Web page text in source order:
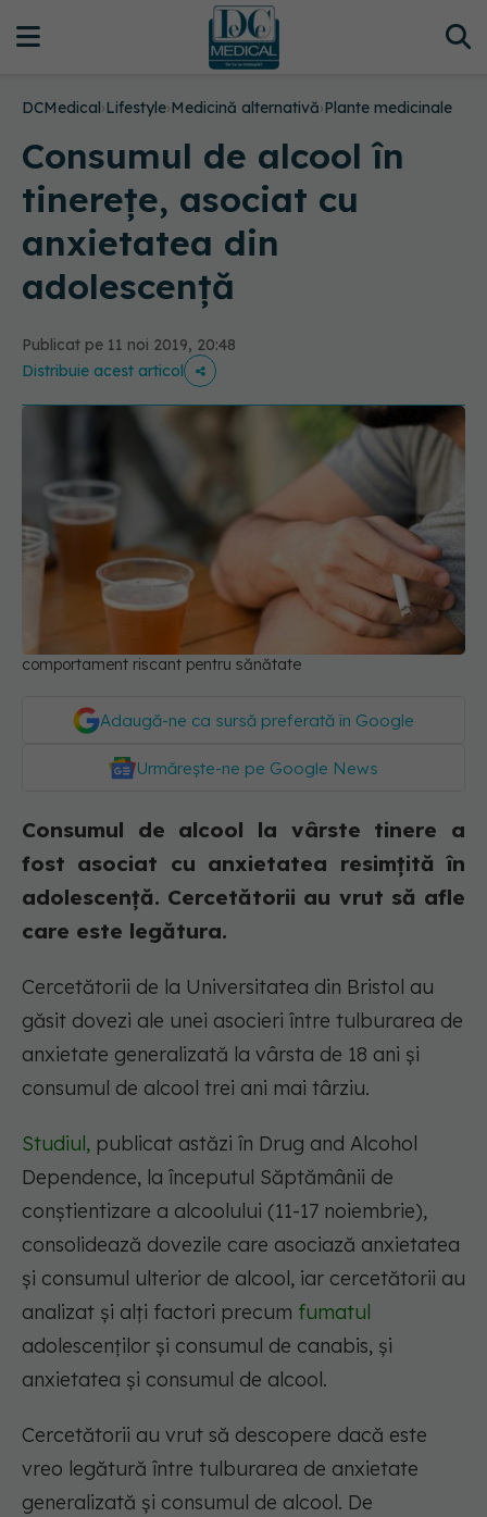
DCMedical›Lifestyle›Medicină alternativă›Plante medicinale
Consumul de alcool în
tinerețe, asociat cu
anxietatea din
adolescență
Publicat pe 11 noi 2019, 20:48
Distribuie acest articol
comportament riscant pentru sănătate
Adaugă-ne ca sursă preferată în Google
Urmărește-ne pe Google News
Consumul de alcool la vârste tinere a
fost asociat cu anxietatea resimțită în
adolescență. Cercetătorii au vrut să afle
care este legătura.
Cercetătorii de la Universitatea din Bristol au
găsit dovezi ale unei asocieri între tulburarea de
anxietate generalizată la vârsta de 18 ani și
consumul de alcool trei ani mai târziu.
Studiul, publicat astăzi în Drug and Alcohol
Dependence, la începutul Săptămânii de
conștientizare a alcoolului (11-17 noiembrie),
consolidează dovezile care asociază anxietatea
și consumul ulterior de alcool, iar cercetătorii au
analizat și alți factori precum fumatul
adolescenților și consumul de canabis, și
anxietatea și consumul de alcool.
Cercetătorii au vrut să descopere dacă este
vreo legătură între tulburarea de anxietate
generalizată și consumul de alcool. De